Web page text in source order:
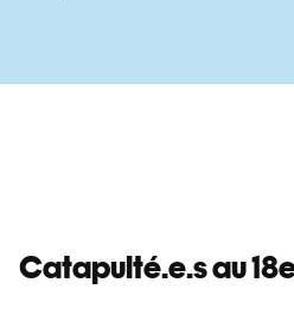
Catapulté.e.s au